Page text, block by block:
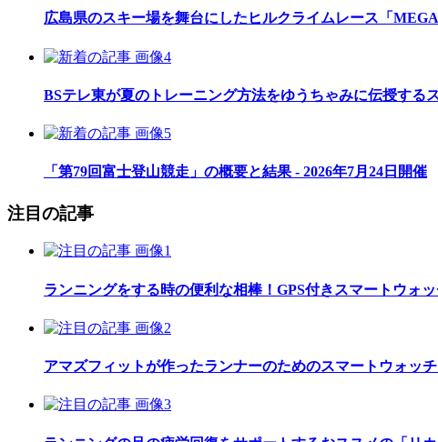
広島県のスキー場を舞台にしたヒルクライムレース「
BSテレ東が夏のトレーニング方法をゆうちゃみに伝授する
「第79回富士登山競走」の概要と結果 - 2026年7月24日開催
注目の記事
ランニングをする時の便利な相棒！GPS付きスマートウォ
アマズフィットが作ったランナーのためのスマートウォッ